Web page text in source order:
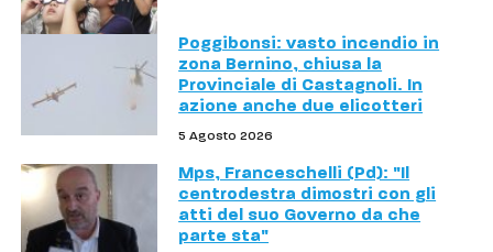
Poggibonsi: vasto incendio in
zona Bernino, chiusa la
Provinciale di Castagnoli. In
azione anche due elicotteri
5 Agosto 2026
Mps, Franceschelli (Pd): "Il
centrodestra dimostri con gli
atti del suo Governo da che
parte sta"